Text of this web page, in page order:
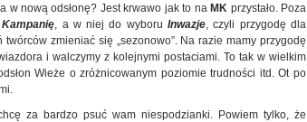
w nową odsłonę? Jest krwawo jak to naMK przystało. Poza
Kampanię , a w niej do wyboruInwazje , czyli przygodę dla
zmieniać się „sezonowo”. Na razie mamy przygodę
i walczymy z kolejnymi postaciami. To tak w wielkim
Wieże o zróżnicowanym poziomie trudności itd. Ot po
za bardzo psuć wam niespodzianki. Powiem tylko, że